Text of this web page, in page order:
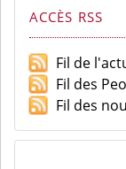
ACCÈS RSS
Fil de
Fil des
Fil des